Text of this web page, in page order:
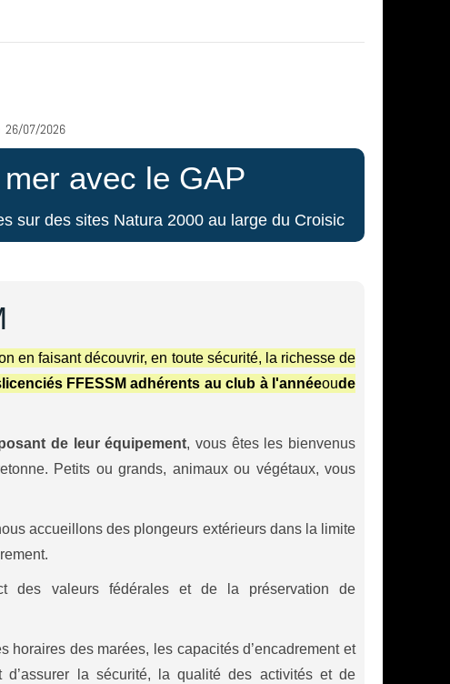
26/07/2026
avec le GAP
sur des sites Natura 2000 au large du Croisic
en faisant découvrir, en toute sécurité, la richesse de
licenciés FFESSM adhérents au club à l'annéeoude
de leur équipement, vous êtes les bienvenus
Petits ou grands, animaux ou végétaux, vous
accueillons des plongeurs extérieurs dans la limite
valeurs fédérales et de la préservation de
des marées, les capacités d’encadrement et
la sécurité, la qualité des activités et de